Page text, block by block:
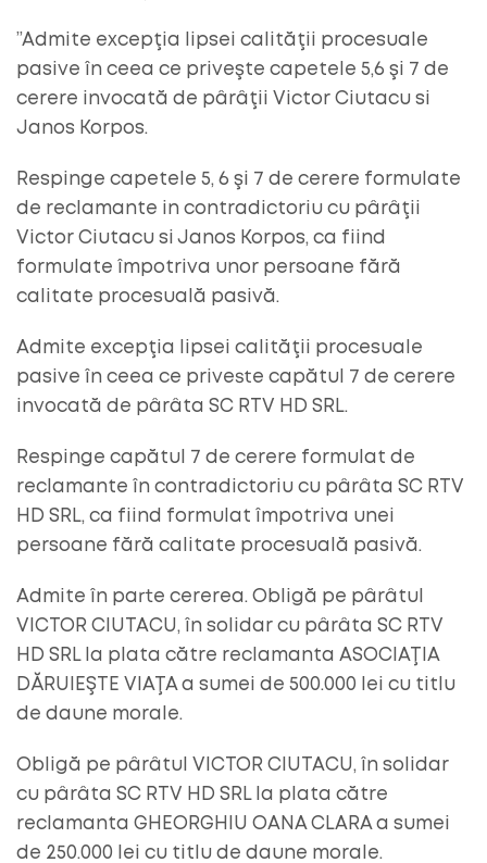
”Admite excepţia lipsei calităţii procesuale
pasive în ceea ce priveşte capetele 5,6 şi 7 de
cerere invocată de pârâţii Victor Ciutacu si
Janos Korpos.
Respinge capetele 5, 6 şi 7 de cerere formulate
de reclamante in contradictoriu cu pârâţii
Victor Ciutacu si Janos Korpos, ca fiind
formulate împotriva unor persoane fără
calitate procesuală pasivă.
Admite excepţia lipsei calităţii procesuale
pasive în ceea ce priveste capătul 7 de cerere
invocată de pârâta SC RTV HD SRL.
Respinge capătul 7 de cerere formulat de
reclamante în contradictoriu cu pârâta SC RTV
HD SRL, ca fiind formulat împotriva unei
persoane fără calitate procesuală pasivă.
Admite în parte cererea. Obligă pe pârâtul
VICTOR CIUTACU, în solidar cu pârâta SC RTV
HD SRL la plata către reclamanta ASOCIAŢIA
DĂRUIEŞTE VIAŢA a sumei de 500.000 lei cu titlu
de daune morale.
Obligă pe pârâtul VICTOR CIUTACU, în solidar
cu pârâta SC RTV HD SRL la plata către
reclamanta GHEORGHIU OANA CLARA a sumei
de 250.000 lei cu titlu de daune morale.